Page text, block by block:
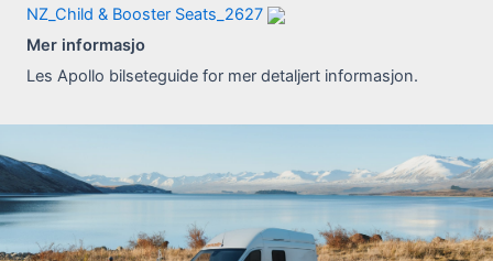
NZ_Child & Booster Seats_2627
Mer informasjo
Les Apollo bilseteguide for mer detaljert informasjon.